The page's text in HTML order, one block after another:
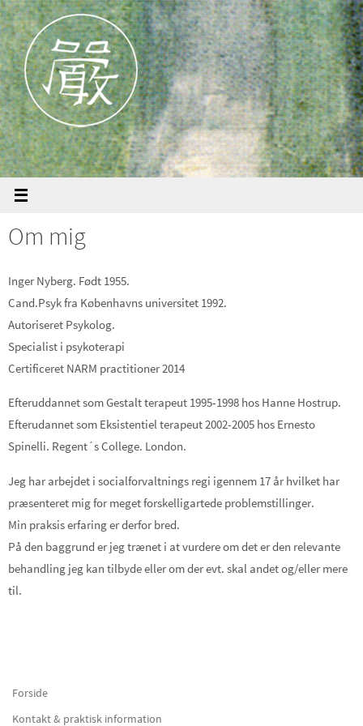
Skip
to
content
Om mig
Inger Nyberg. Født 1955.
Cand.Psyk fra Københavns universitet 1992.
Autoriseret Psykolog.
Specialist i psykoterapi
Certificeret NARM practitioner 2014
Efteruddannet som Gestalt terapeut 1995-1998 hos Hanne Hostrup.
Efterudannet som Eksistentiel terapeut 2002-2005 hos Ernesto
Spinelli. Regent´s College. London.
Jeg har arbejdet i socialforvaltnings regi igennem 17 år hvilket har
præsenteret mig for meget forskelligartede problemstillinger.
Min praksis erfaring er derfor bred.
På den baggrund er jeg trænet i at vurdere om det er den relevante
behandling jeg kan tilbyde eller om der evt. skal andet og/eller mere
til.
Forside
Kontakt & praktisk information